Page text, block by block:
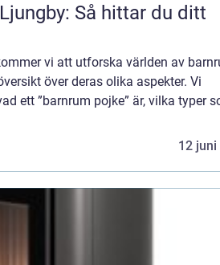
Så hittar du ditt
vi att utforska världen av
över deras olika aspekter. Vi
ett ”barnrum pojke” är, vilka typer
12 juni